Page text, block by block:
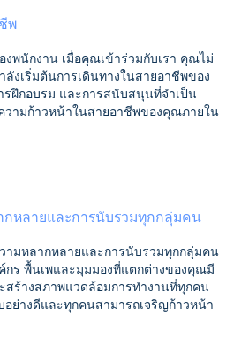
พ
งพนักงาน เมื่อคุณเข้าร่วมกับเรา คุณไม่
ลังเริ่มต้นการเดินทางในสายอาชีพของ
รฝึกอบรม และการสนับสนุนที่จำเป็น
ามก้าวหน้าในสายอาชีพของคุณภายใน
กหลายและการนับรวมทุกกลุ่มคน
ามหลากหลายและการนับรวมทุกกลุ่มคน
กร พื้นเพและมุมมองที่แตกต่างของคุณมี
สร้างสภาพแวดล้อมการทำงานที่ทุกคน
อย่างดีและทุกคนสามารถเจริญก้าวหน้า